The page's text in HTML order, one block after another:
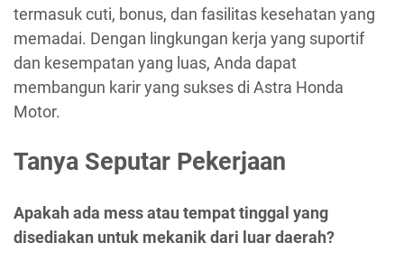
termasuk cuti, bonus, dan fasilitas kesehatan yang
memadai. Dengan lingkungan kerja yang suportif
dan kesempatan yang luas, Anda dapat
membangun karir yang sukses di Astra Honda
Motor.
Tanya Seputar Pekerjaan
Apakah ada mess atau tempat tinggal yang
disediakan untuk mekanik dari luar daerah?